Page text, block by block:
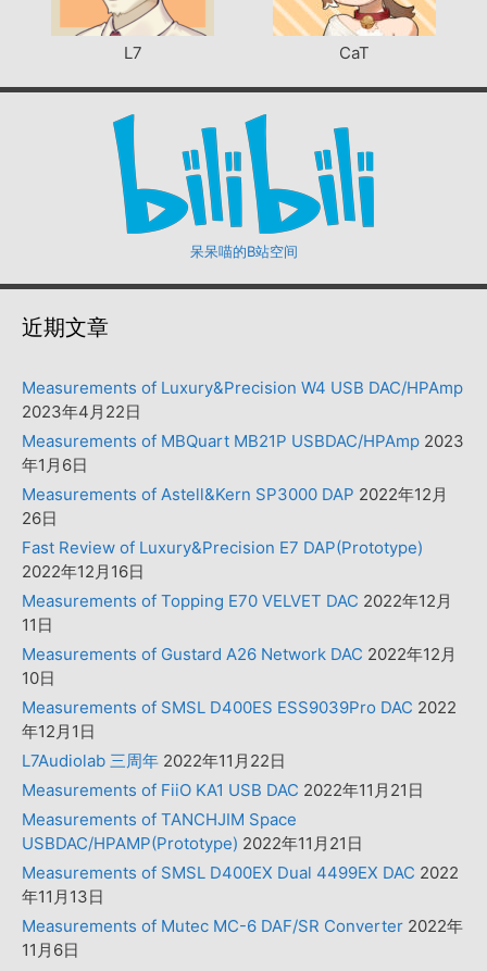
L7 CaT
呆呆喵的B站空间
近期文章
Measurements of Luxury&Precision W4 USB DAC/HPAmp
2023年4月22日
Measurements of MBQuart MB21P USBDAC/HPAmp 2023
年1月6日
Measurements of Astell&Kern SP3000 DAP 2022年12月
26日
Fast Review of Luxury&Precision E7 DAP(Prototype)
2022年12月16日
Measurements of Topping E70 VELVET DAC 2022年12月
11日
Measurements of Gustard A26 Network DAC 2022年12月
10日
Measurements of SMSL D400ES ESS9039Pro DAC 2022
年12月1日
L7Audiolab 三周年 2022年11月22日
Measurements of FiiO KA1 USB DAC 2022年11月21日
Measurements of TANCHJIM Space
USBDAC/HPAMP(Prototype) 2022年11月21日
Measurements of SMSL D400EX Dual 4499EX DAC 2022
年11月13日
Measurements of Mutec MC-6 DAF/SR Converter 2022年
11月6日